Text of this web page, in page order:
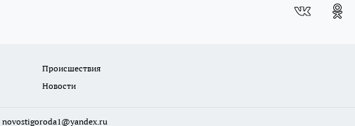
Происшествия
Новости
novostigoroda1@yandex.ru